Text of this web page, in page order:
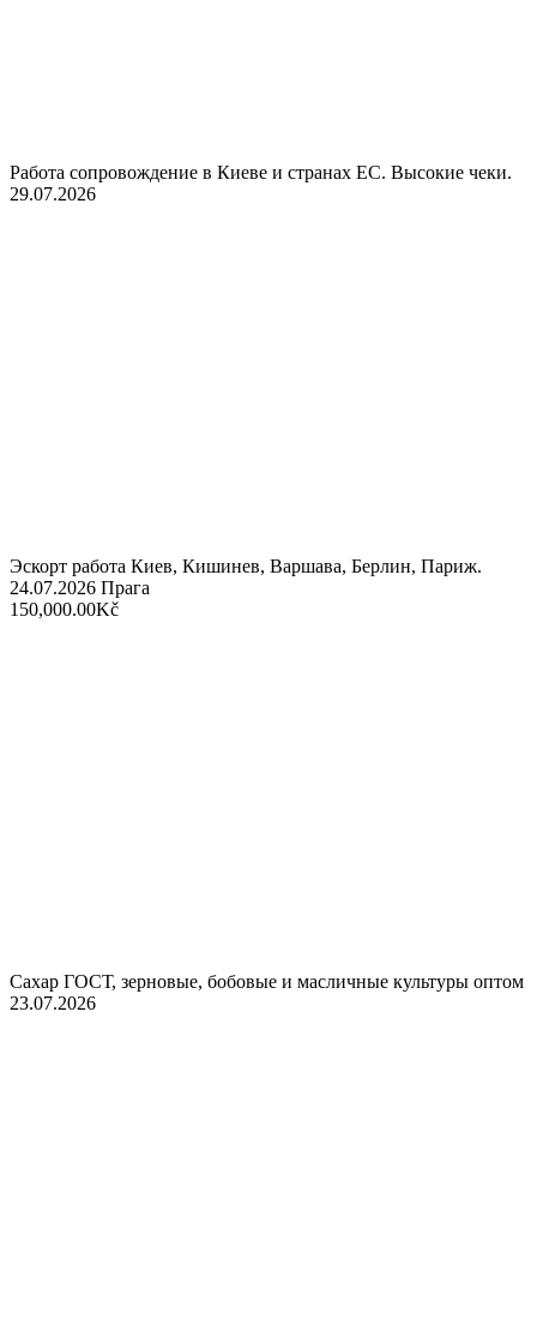
Работа сопровождение в Киеве и странах ЕС. Высокие чеки.
29.07.2026
Эскорт работа Киев, Кишинев, Варшава, Берлин, Париж.
24.07.2026 Прага
150,000.00Kč
Сахар ГОСТ, зерновые, бобовые и масличные культуры оптом
23.07.2026